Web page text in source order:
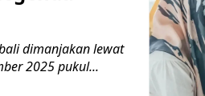
dimanjakan lewat
2025 pukul...